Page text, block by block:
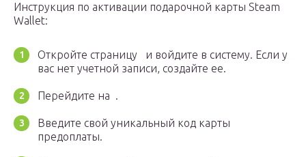
Инструкция по активации подарочной карты Steam
Wallet:
Откройте страницу и войдите в систему. Если у
вас нет учетной записи, создайте ее.
Перейдите на .
Введите свой уникальный код карты
предоплаты.